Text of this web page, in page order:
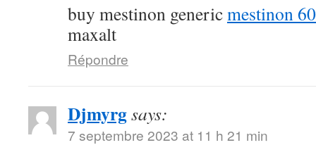
buy mestinon genericmestinon
maxalt
Répondre
Djmyrgsays:
7 septembre 2023 at 11 h 21 min